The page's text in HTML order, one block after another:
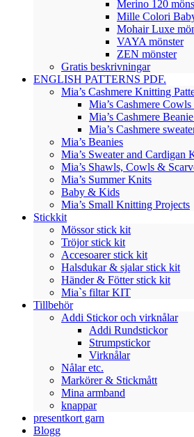
Merino 120
Mille Colori
Mohair Luxe
VAYA mönster
ZEN mönster
Gratis beskrivningar
ENGLISH PATTERNS PDF.
Mia’s Cashmere Knitting
Mia’s Cashmere Cowls
Mia’s Cashmere
Mia’s Cashmere
Mia’s Beanies
Mia’s Sweater and Cardigan
Mia’s Shawls, Cowls &
Mia’s Summer Knits
Baby & Kids
Mia’s Small Knitting Projects
Stickkit
Mössor stick kit
Tröjor stick kit
Accesoarer stick kit
Halsdukar & sjalar stick kit
Händer & Fötter stick kit
Mia`s filtar KIT
Tillbehör
Addi Stickor och virknålar
Addi Rundstickor
Strumpstickor
Virknålar
Nålar etc.
Markörer & Stickmått
Mina armband
knappar
presentkort garn
Blogg